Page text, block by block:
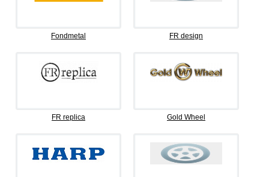
Fondmetal FR design
FR replica Gold Wheel